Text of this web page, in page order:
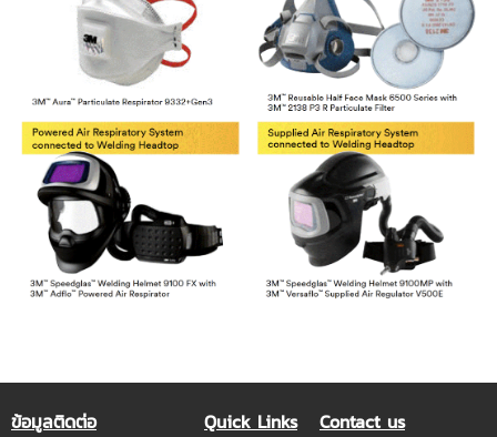
ข้อมูลติดต่อ
Quick Links
Contact us